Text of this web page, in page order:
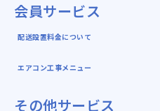
会員サービス
配送設置料金について
エアコン工事メニュー
その他サービス